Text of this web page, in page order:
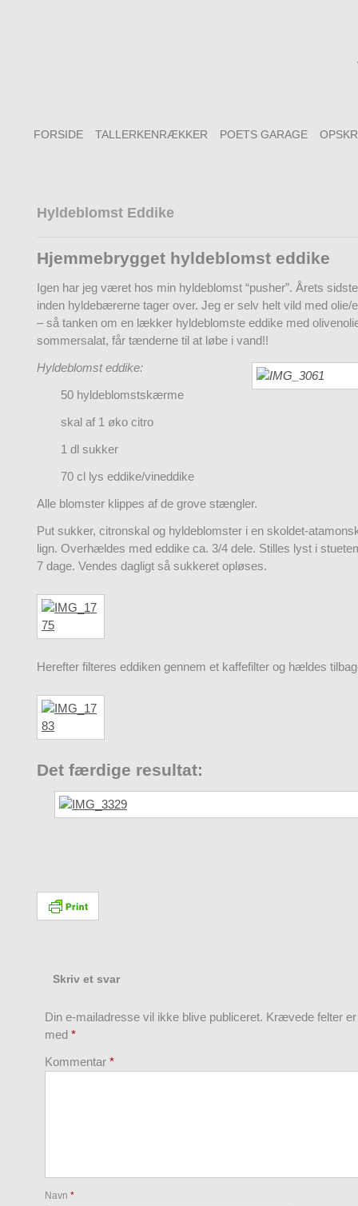
FORSIDE TALLERKENRÆKKER POETS GARAGE
Hyldeblomst Eddike
Hjemmebrygget hyldeblomst eddike
Igen har jeg været hos min hyldeblomst “pusher”. Årets
inden hyldebærerne tager over. Jeg er selv helt vild med olie/
– så tanken om en lækker hyldeblomste eddike med
sommersalat, får tænderne til at løbe i vand!!
Hyldeblomst eddike:
50 hyldeblomstskærme
skal af 1 øko citro
1 dl sukker
70 cl lys eddike/vineddike
Alle blomster klippes af de grove stængler.
Put sukker, citronskal og hyldeblomster i en skoldet-
lign. Overhældes med eddike ca. 3/4 dele. Stilles lyst i
7 dage. Vendes dagligt så sukkeret opløses.
Herefter filteres eddiken gennem et kaffefilter og hældes
Det færdige resultat:
Skriv et svar
Din e-mailadresse vil ikke blive publiceret. Krævede felter
med *
Kommentar *
Navn *